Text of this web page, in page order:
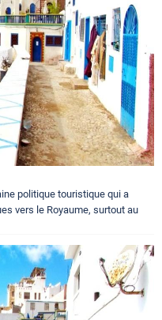
politique touristique qui a
vers le Royaume, surtout au